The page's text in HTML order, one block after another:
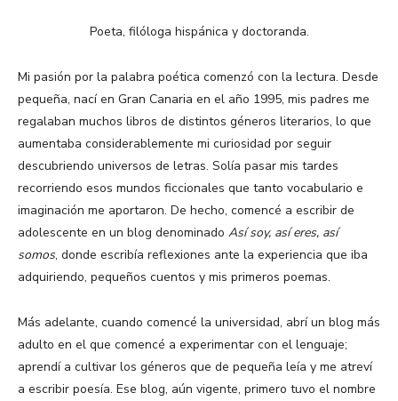
Poeta, filóloga hispánica y doctoranda.
Mi pasión por la palabra poética comenzó con la lectura. Desde
pequeña, nací en Gran Canaria en el año 1995, mis padres me
regalaban muchos libros de distintos géneros literarios, lo que
aumentaba considerablemente mi curiosidad por seguir
descubriendo universos de letras. Solía pasar mis tardes
recorriendo esos mundos ficcionales que tanto vocabulario e
imaginación me aportaron. De hecho, comencé a escribir de
adolescente en un blog denominado Así soy, así eres, así
somos, donde escribía reflexiones ante la experiencia que iba
adquiriendo, pequeños cuentos y mis primeros poemas.
Más adelante, cuando comencé la universidad, abrí un blog más
adulto en el que comencé a experimentar con el lenguaje;
aprendí a cultivar los géneros que de pequeña leía y me atreví
a escribir poesía. Ese blog, aún vigente, primero tuvo el nombre